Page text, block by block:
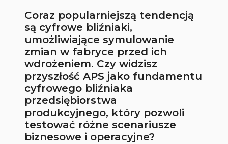
Coraz popularniejszą tendencją
są cyfrowe bliźniaki,
umożliwiające symulowanie
zmian w fabryce przed ich
wdrożeniem. Czy widzisz
przyszłość APS jako fundamentu
cyfrowego bliźniaka
przedsiębiorstwa
produkcyjnego, który pozwoli
testować różne scenariusze
biznesowe i operacyjne?